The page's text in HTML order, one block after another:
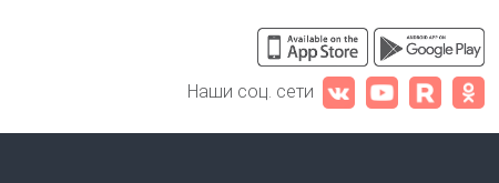
Наши соц. сети